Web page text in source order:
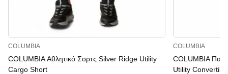
COLUMBIA
COLUMBIA Αθλητικό Σορτς Silver Ridge Utility
Cargo Short
COLUMBIA
COLUMBIA
Utility